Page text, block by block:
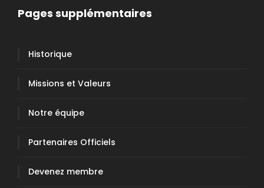
Pages supplémentaires
Historique
Missions et Valeurs
Notre équipe
Partenaires Officiels
Devenez membre